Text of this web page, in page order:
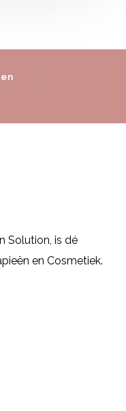
Solution, is dé
en Cosmetiek.